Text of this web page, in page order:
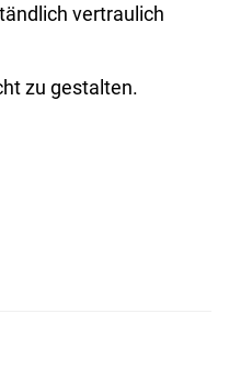
vertraulich
zu gestalten.